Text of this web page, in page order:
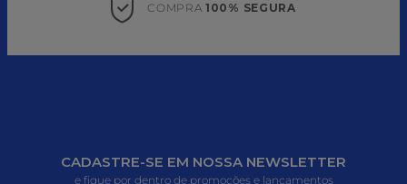
COMPRA 100% SEGURA
CADASTRE-SE EM NOSSA NEWSLETTER
e fique por dentro de promoções e lançamentos